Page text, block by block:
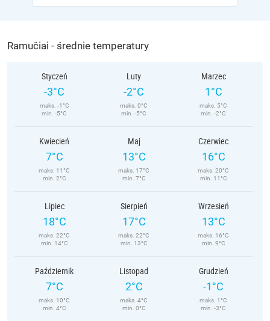
Ramučiai - średnie temperatury
Styczeń
-3°C
maks. -1°C
min. -5°C
Luty
-2°C
maks. 0°C
min. -5°C
Marzec
1°C
maks. 5°C
min. -2°C
Kwiecień
7°C
maks. 11°C
min. 2°C
Maj
13°C
maks. 17°C
min. 7°C
Czerwiec
16°C
maks. 20°C
min. 11°C
Lipiec
18°C
maks. 22°C
min. 14°C
Sierpień
17°C
maks. 22°C
min. 13°C
Wrzesień
13°C
maks. 16°C
min. 9°C
Październik
7°C
maks. 10°C
min. 4°C
Listopad
2°C
maks. 4°C
min. 0°C
Grudzień
-1°C
maks. 1°C
min. -3°C